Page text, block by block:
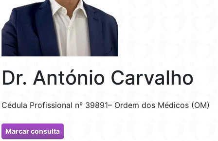
Dr. António Carvalho
Cédula Profissional nº 39891– Ordem dos Médicos (OM)
Marcar consulta